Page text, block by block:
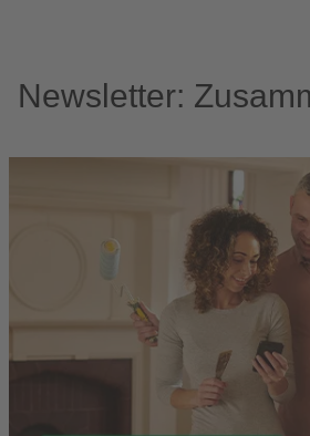
Newsletter: